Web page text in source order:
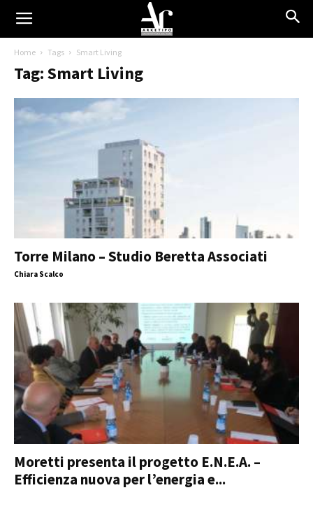
Home Tags Smart Living
Tag: Smart Living
Torre Milano – Studio Beretta Associati
Chiara Scalco
Moretti presenta il progetto E.N.E.A. –
Efficienza nuova per l’energia e...